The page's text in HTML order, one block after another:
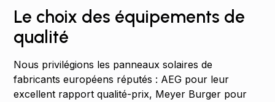
Le choix des équipements de
qualité
Nous privilégions les panneaux solaires de
fabricants européens réputés : AEG pour leur
excellent rapport qualité-prix, Meyer Burger pour